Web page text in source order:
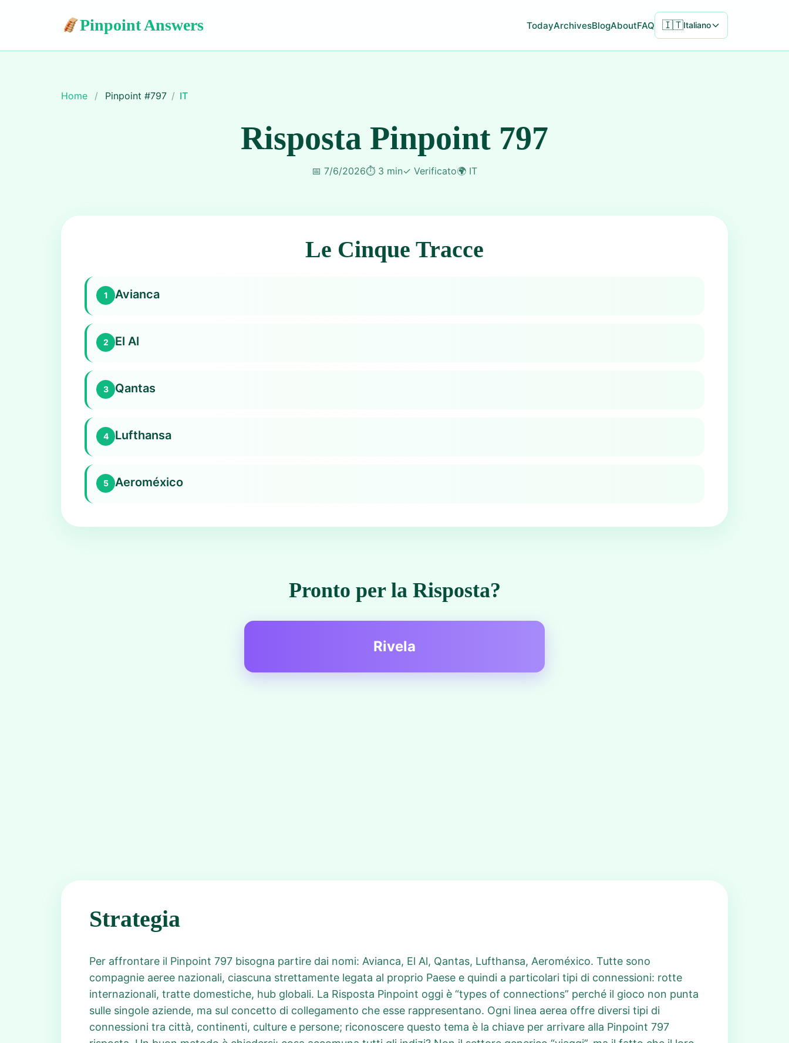
Pinpoint Answers TodayArchivesBlogAboutFAQ 🇮🇹Italiano
Home / Pinpoint #797 / IT
Risposta Pinpoint 797
📅 7/6/2026⏱️ 3 min✓ Verificato🌍 IT
Le Cinque Tracce
1 Avianca
2 El Al
3 Qantas
4 Lufthansa
5 Aeroméxico
Pronto per la Risposta?
Rivela
Strategia
Per affrontare il Pinpoint 797 bisogna partire dai nomi: Avianca, El Al, Qantas, Lufthansa, Aeroméxico. Tutte sono
compagnie aeree nazionali, ciascuna strettamente legata al proprio Paese e quindi a particolari tipi di connessioni: rotte
internazionali, tratte domestiche, hub globali. La Risposta Pinpoint oggi è “types of connections” perché il gioco non punta
sulle singole aziende, ma sul concetto di collegamento che esse rappresentano. Ogni linea aerea offre diversi tipi di
connessioni tra città, continenti, culture e persone; riconoscere questo tema è la chiave per arrivare alla Pinpoint 797